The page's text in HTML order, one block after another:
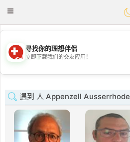
Toggle
💖
💕
寻找你的理想伴侣
立即下载我们的交友应用！
遇到 人 Appenzell